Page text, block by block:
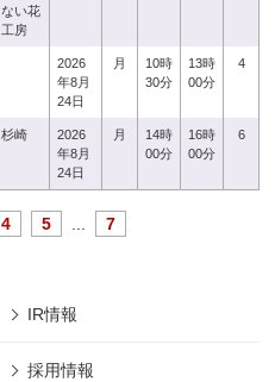
ない花
工房
2026
年8月
24日
月
10時
30分
13時
00分
4
杉崎
2026
年8月
24日
月
14時
00分
16時
00分
6
4 5 7
IR情報
採用情報